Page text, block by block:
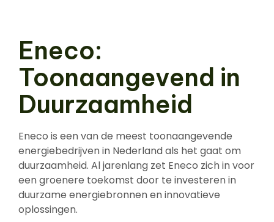
Eneco:
Toonaangevend in
Duurzaamheid
Eneco is een van de meest toonaangevende
energiebedrijven in Nederland als het gaat om
duurzaamheid. Al jarenlang zet Eneco zich in voor
een groenere toekomst door te investeren in
duurzame energiebronnen en innovatieve
oplossingen.